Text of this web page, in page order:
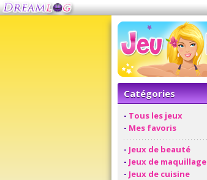
Catégories
- Tous les jeux
- Mes favoris
- Jeux de beauté
- Jeux de maquillage
- Jeux de cuisine